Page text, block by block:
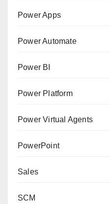
Power Apps
Power Automate
Power BI
Power Platform
Power Virtual Agents
PowerPoint
Sales
SCM